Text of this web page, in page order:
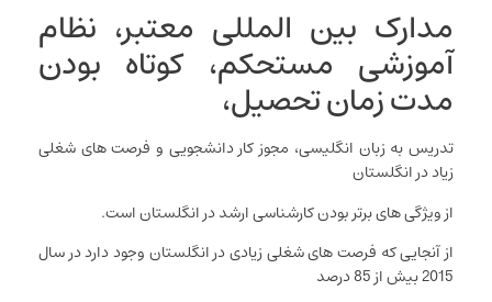
مدارک بین المللی معتبر، نظام
آموزشی مستحکم، کوتاه بودن
مدت زمان تحصیل،
تدریس به زبان انگلیسی، مجوز کار دانشجویی و فرصت های شغلی
زیاد در انگلستان
از ویژگی های برتر بودن کارشناسی ارشد در انگلستان است.
از آنجایی که فرصت های شغلی زیادی در انگلستان وجود دارد در سال
2015 بیش از 85 درصد